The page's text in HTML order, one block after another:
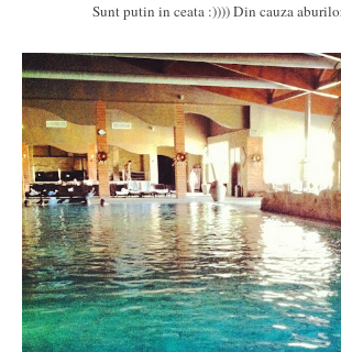
Sunt putin in ceata :)))) Din cauza